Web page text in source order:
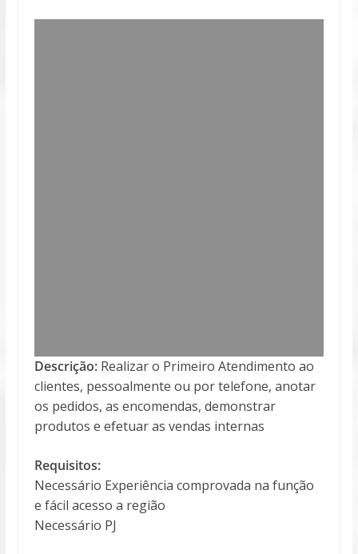
Descrição:Realizar o Primeiro Atendimento ao
clientes, pessoalmente ou por telefone, anotar
os pedidos, as encomendas, demonstrar
produtos e efetuar as vendas internas
Requisitos:
Necessário Experiência comprovada na função
e fácil acesso a região
Necessário PJ